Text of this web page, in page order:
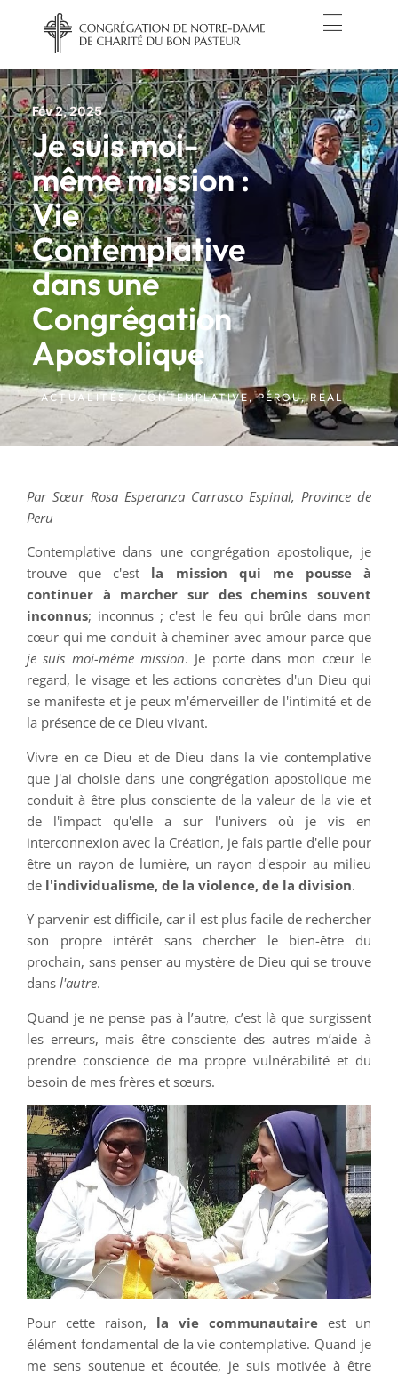
Fév 2, 2025
Je suis moi-
même mission :
Vie
Contemplative
dans une
Congrégation
Apostolique
ACTUALITÉS /CONTEMPLATIVE ,PÉROU,REAL
Par Sœur Rosa Esperanza Carrasco Espinal, Province de
Peru
Contemplative dans une congrégation apostolique, je
trouve que c'est la mission qui me pousse à
continuer à marcher sur des chemins souvent
inconnus; inconnus ; c'est le feu qui brûle dans mon
cœur qui me conduit à cheminer avec amour parce que
je suis moi-même mission. Je porte dans mon cœur le
regard, le visage et les actions concrètes d'un Dieu qui
se manifeste et je peux m'émerveiller de l'intimité et de
la présence de ce Dieu vivant.
Vivre en ce Dieu et de Dieu dans la vie contemplative
que j'ai choisie dans une congrégation apostolique me
conduit à être plus consciente de la valeur de la vie et
de l'impact qu'elle a sur l'univers où je vis en
interconnexion avec la Création, je fais partie d'elle pour
être un rayon de lumière, un rayon d'espoir au milieu
de l'individualisme, de la violence, de la division.
Y parvenir est difficile, car il est plus facile de rechercher
son propre intérêt sans chercher le bien-être du
prochain, sans penser au mystère de Dieu qui se trouve
dansl'autre.
Quand je ne pense pas à l’autre, c’est là que surgissent
les erreurs, mais être consciente des autres m’aide à
prendre conscience de ma propre vulnérabilité et du
besoin de mes frères et sœurs.
Pour cette raison, la vie communautaireest un
élément fondamental de la vie contemplative. Quand je
me sens soutenue et écoutée, je suis motivée à être